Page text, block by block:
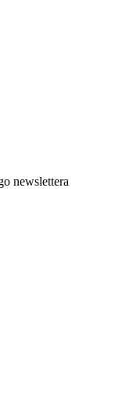
newslettera